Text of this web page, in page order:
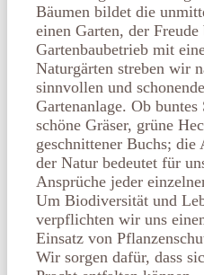
Bäumen bildet die
einen Garten, der Freude
Gartenbaubetrieb mit
Naturgärten streben wir
sinnvollen und
Gartenanlage. Ob
schöne Gräser, grüne
geschnittener Buchs;
der Natur bedeutet für
Ansprüche jeder
Um Biodiversität und
verpflichten wir uns
Einsatz von
Wir sorgen dafür, dass